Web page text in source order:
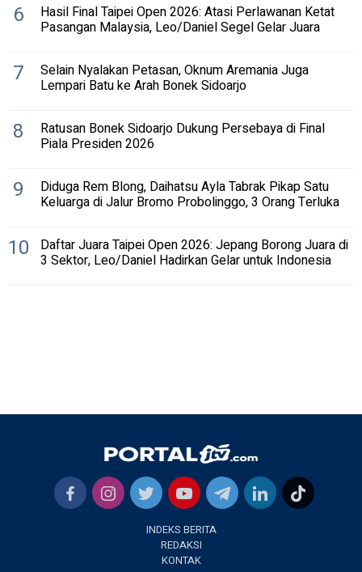
6 Hasil Final Taipei Open 2026: Atasi Perlawanan Ketat
Pasangan Malaysia, Leo/Daniel Segel Gelar Juara
7 Selain Nyalakan Petasan, Oknum Aremania Juga
Lempari Batu ke Arah Bonek Sidoarjo
8 Ratusan Bonek Sidoarjo Dukung Persebaya di Final
Piala Presiden 2026
9 Diduga Rem Blong, Daihatsu Ayla Tabrak Pikap Satu
Keluarga di Jalur Bromo Probolinggo, 3 Orang Terluka
10 Daftar Juara Taipei Open 2026: Jepang Borong Juara di
3 Sektor, Leo/Daniel Hadirkan Gelar untuk Indonesia
INDEKS BERITA
REDAKSI
KONTAK